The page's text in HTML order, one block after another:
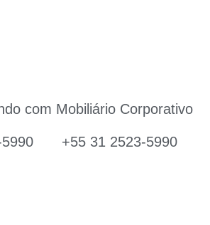
com Mobiliário Corporativo
+55 31 2523-5990